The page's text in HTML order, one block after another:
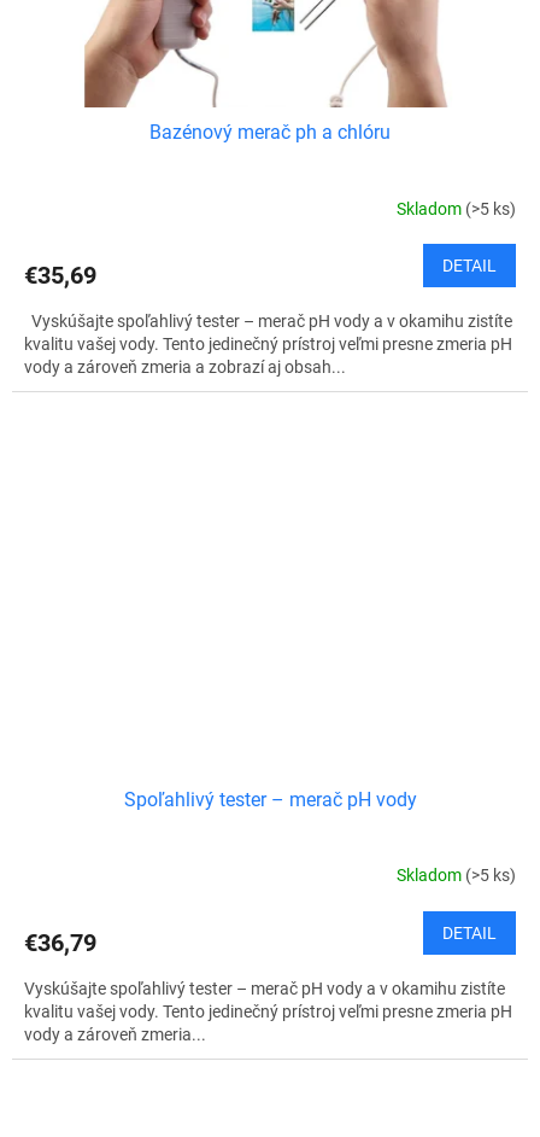
Bazénový merač ph a chlóru
Skladom (>5 ks)
€35,69 DETAIL
Vyskúšajte spoľahlivý tester – merač pH vody a v okamihu zistíte
kvalitu vašej vody. Tento jedinečný prístroj veľmi presne zmeria pH
vody a zároveň zmeria a zobrazí aj obsah...
Spoľahlivý tester – merač pH vody
Skladom (>5 ks)
€36,79 DETAIL
Vyskúšajte spoľahlivý tester – merač pH vody a v okamihu zistíte
kvalitu vašej vody. Tento jedinečný prístroj veľmi presne zmeria pH
vody a zároveň zmeria...